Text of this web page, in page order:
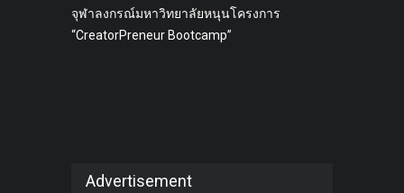
จุฬาลงกรณ์มหาวิทยาลัยหนุนโครงการ
“CreatorPreneur Bootcamp”
Advertisement